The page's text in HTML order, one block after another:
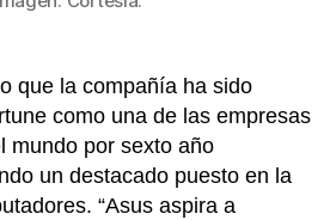
que la compañía ha sido
como una de las empresas
mundo por sexto año
un destacado puesto en la
“Asus aspira a